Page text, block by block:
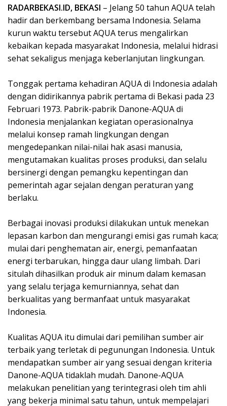
RADARBEKASI.ID, BEKASI – Jelang 50 tahun AQUA telah
hadir dan berkembang bersama Indonesia. Selama
kurun waktu tersebut AQUA terus mengalirkan
kebaikan kepada masyarakat Indonesia, melalui hidrasi
sehat sekaligus menjaga keberlanjutan lingkungan. ⁣
Tonggak pertama kehadiran AQUA di Indonesia adalah
dengan didirikannya pabrik pertama di Bekasi pada 23
Februari 1973. Pabrik-pabrik Danone-AQUA di
Indonesia menjalankan kegiatan operasionalnya
melalui konsep ramah lingkungan dengan
mengedepankan nilai-nilai hak asasi manusia,
mengutamakan kualitas proses produksi, dan selalu
bersinergi dengan pemangku kepentingan dan
pemerintah agar sejalan dengan peraturan yang
berlaku. ⁣
Berbagai inovasi produksi dilakukan untuk menekan
lepasan karbon dan mengurangi emisi gas rumah kaca;
mulai dari penghematan air, energi, pemanfaatan
energi terbarukan, hingga daur ulang limbah. Dari
situlah dihasilkan produk air minum dalam kemasan
yang selalu terjaga kemurniannya, sehat dan
berkualitas yang bermanfaat untuk masyarakat
Indonesia. ⁣
Kualitas AQUA itu dimulai dari pemilihan sumber air
terbaik yang terletak di pegunungan Indonesia. Untuk
mendapatkan sumber air yang sesuai dengan kriteria
Danone-AQUA tidaklah mudah. Danone-AQUA
melakukan penelitian yang terintegrasi oleh tim ahli
yang bekerja minimal satu tahun, untuk mempelajari